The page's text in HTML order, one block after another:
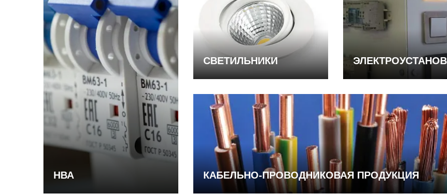
НВА
СВЕТИЛЬНИКИ
КАБЕЛЬНО-ПРОВОДНИКОВАЯ ПРОДУКЦИЯ